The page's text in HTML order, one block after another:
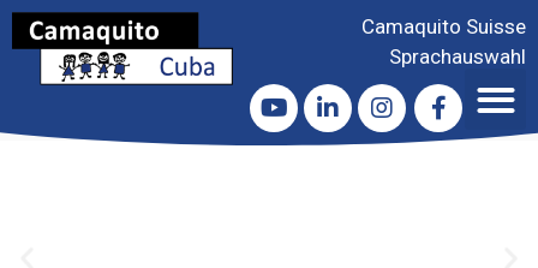
Camaquito Suisse
Sprachauswahl